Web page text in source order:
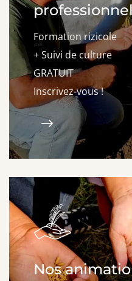
Formation rizicole
+ Suivi de culture
GRATUIT
Inscrivez-vous !
Nos